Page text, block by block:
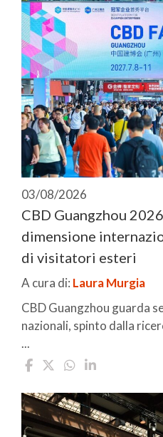
03/08/2026
CBD Guangzhou
dimensione
di visitatori esteri
A cura di: Laura Murgia
CBD Guangzhou guarda
nazionali, spinto dalla
...